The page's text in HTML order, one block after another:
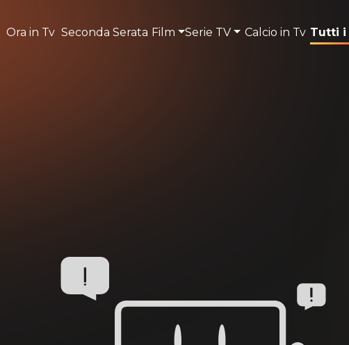
Ora in Tv Seconda Serata Film Serie TV Calcio in Tv Tutti i